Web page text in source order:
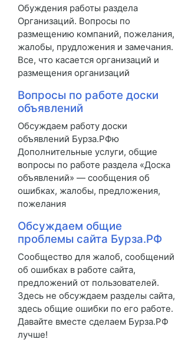
Обуждения работы раздела
Организаций. Вопросы по
размещению компаний, пожелания,
жалобы, прудложения и замечания.
Все, что касается организаций и
размещения организаций
Вопросы по работе доски
объявлений
Обсуждаем работу доски
объявлений Бурза.РФю
Дополнительные услуги, общие
вопросы по работе раздела «Доска
объявлений» — сообщения об
ошибках, жалобы, предложения,
пожелания
Обсуждаем общие
проблемы сайта Бурза.РФ
Сообщество для жалоб, сообщений
об ошибках в работе сайта,
предложений от пользователей.
Здесь не обсуждаем разделы сайта,
здесь общие ошибки по его работе.
Давайте вместе сделаем Бурза.РФ
лучше!